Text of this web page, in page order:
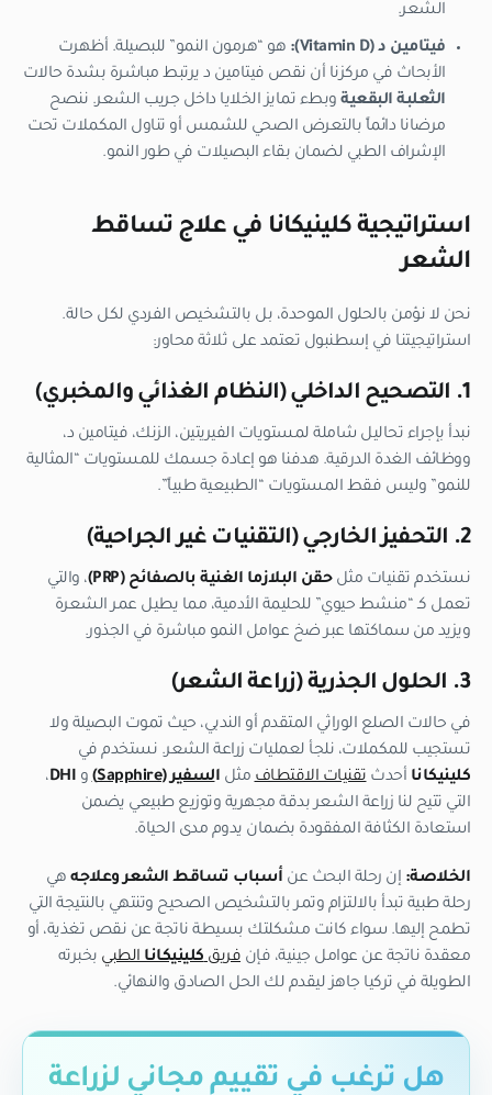
الشعر.
فيتامين د (Vitamin D):
هو “هرمون النمو” للبصيلة. أظهرت
الأبحاث في مركزنا أن نقص فيتامين د يرتبط مباشرة بشدة حالات
الثعلبة البقعيةوبطء تمايز الخلايا داخل جريب الشعر. ننصح
مرضانا دائماً بالتعرض الصحي للشمس أو تناول المكملات تحت
الإشراف الطبي لضمان بقاء البصيلات في طور النمو.
استراتيجية كلينيكانا في علاج تساقط
الشعر
نحن لا نؤمن بالحلول الموحدة، بل بالتشخيص الفردي لكل حالة.
استراتيجيتنا في إسطنبول تعتمد على ثلاثة محاور:
1. التصحيح الداخلي (النظام الغذائي والمخبري)
نبدأ بإجراء تحاليل شاملة لمستويات الفيريتين، الزنك، فيتامين د،
ووظائف الغدة الدرقية. هدفنا هو إعادة جسمك للمستويات “المثالية
للنمو” وليس فقط المستويات “الطبيعية طبياً”.
2. التحفيز الخارجي (التقنيات غير الجراحية)
نستخدم تقنيات مثلحقن البلازما الغنية بالصفائح (PRP)
، والتي
تعمل كـ “منشط حيوي” للحليمة الأدمية، مما يطيل عمر الشعرة
ويزيد من سماكتها عبر ضخ عوامل النمو مباشرة في الجذور.
3. الحلول الجذرية (زراعة الشعر)
في حالات الصلع الوراثي المتقدم أو الندبي، حيث تموت البصيلة ولا
تستجيب للمكملات، نلجأ لعمليات زراعة الشعر. نستخدم في
كلينيكانا أحدثتقنيات الاقتطافمثل السفير (Sapphire) و DHI،
التي تتيح لنا زراعة الشعر بدقة مجهرية وتوزيع طبيعي يضمن
استعادة الكثافة المفقودة بضمان يدوم مدى الحياة.
الخلاصة: إن رحلة البحث عن أسباب تساقط الشعر وعلاجه هي
رحلة طبية تبدأ بالالتزام وتمر بالتشخيص الصحيح وتنتهي بالنتيجة التي
تطمح إليها. سواء كانت مشكلتك بسيطة ناتجة عن نقص تغذية، أو
معقدة ناتجة عن عوامل جينية، فإن فريقكلينيكاناالطبي بخبرته
الطويلة في تركيا جاهز ليقدم لك الحل الصادق والنهائي.
هل ترغب في تقييم مجاني لزراعة